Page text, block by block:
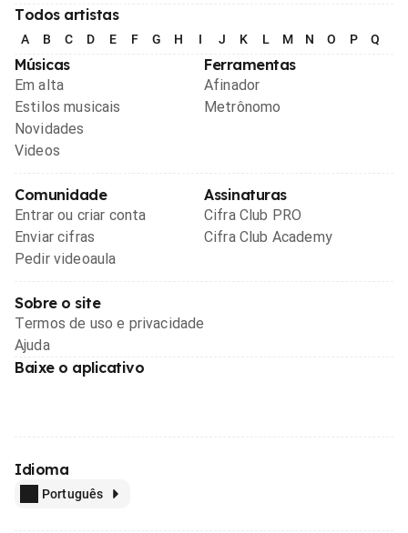
Todos artistas
A B C D E F G H I J K L M N O P Q
Músicas
Em alta
Estilos musicais
Novidades
Videos
Ferramentas
Afinador
Metrônomo
Comunidade
Entrar ou criar conta
Enviar cifras
Pedir videoaula
Assinaturas
Cifra Club PRO
Cifra Club Academy
Sobre o site
Termos de uso e privacidade
Ajuda
Baixe o aplicativo
Idioma
Português